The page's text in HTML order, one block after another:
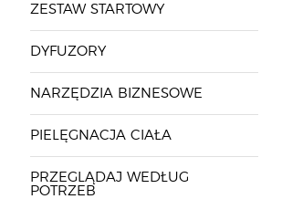
ZESTAW STARTOWY
DYFUZORY
NARZĘDZIA BIZNESOWE
PIELĘGNACJA CIAŁA
PRZEGLĄDAJ WEDŁUG
POTRZEB